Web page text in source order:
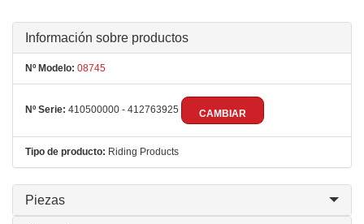
Información sobre productos
Nº Modelo: 08745
Nº Serie: 410500000 - 412763925 CAMBIAR
Tipo de producto: Riding Products
Piezas